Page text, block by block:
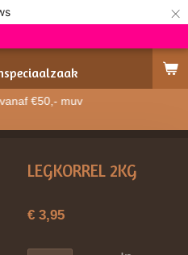
×
€50,- muv
LEGKORREL 2KG
€ 3,95